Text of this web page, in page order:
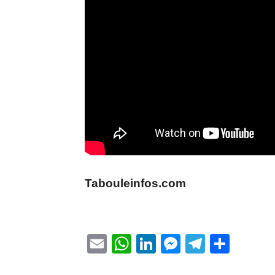
Tabouleinfos.com
EmailWhatsApp
LinkedIn
Messenger
Telegram